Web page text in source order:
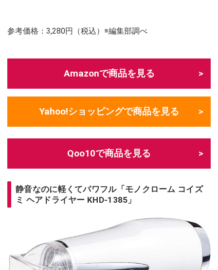
参考価格：3,280円（税込）※編集部調べ
Amazonで商品を見る
Yahoo!ショッピングで商品を見る
Qoo10で商品を見る
静音なのに軽くてパワフル「モノクローム コイズ
ミ ヘアドライヤー KHD-1385」